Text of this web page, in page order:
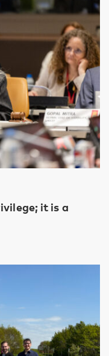
it is a